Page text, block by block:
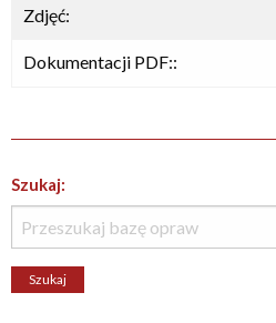
Zdjęć:
Dokumentacji PDF::
Szukaj: